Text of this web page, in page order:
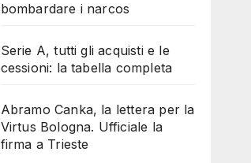
bombardare i narcos
Serie A, tutti gli acquisti e le
cessioni: la tabella completa
Abramo Canka, la lettera per la
Virtus Bologna. Ufficiale la
firma a Trieste